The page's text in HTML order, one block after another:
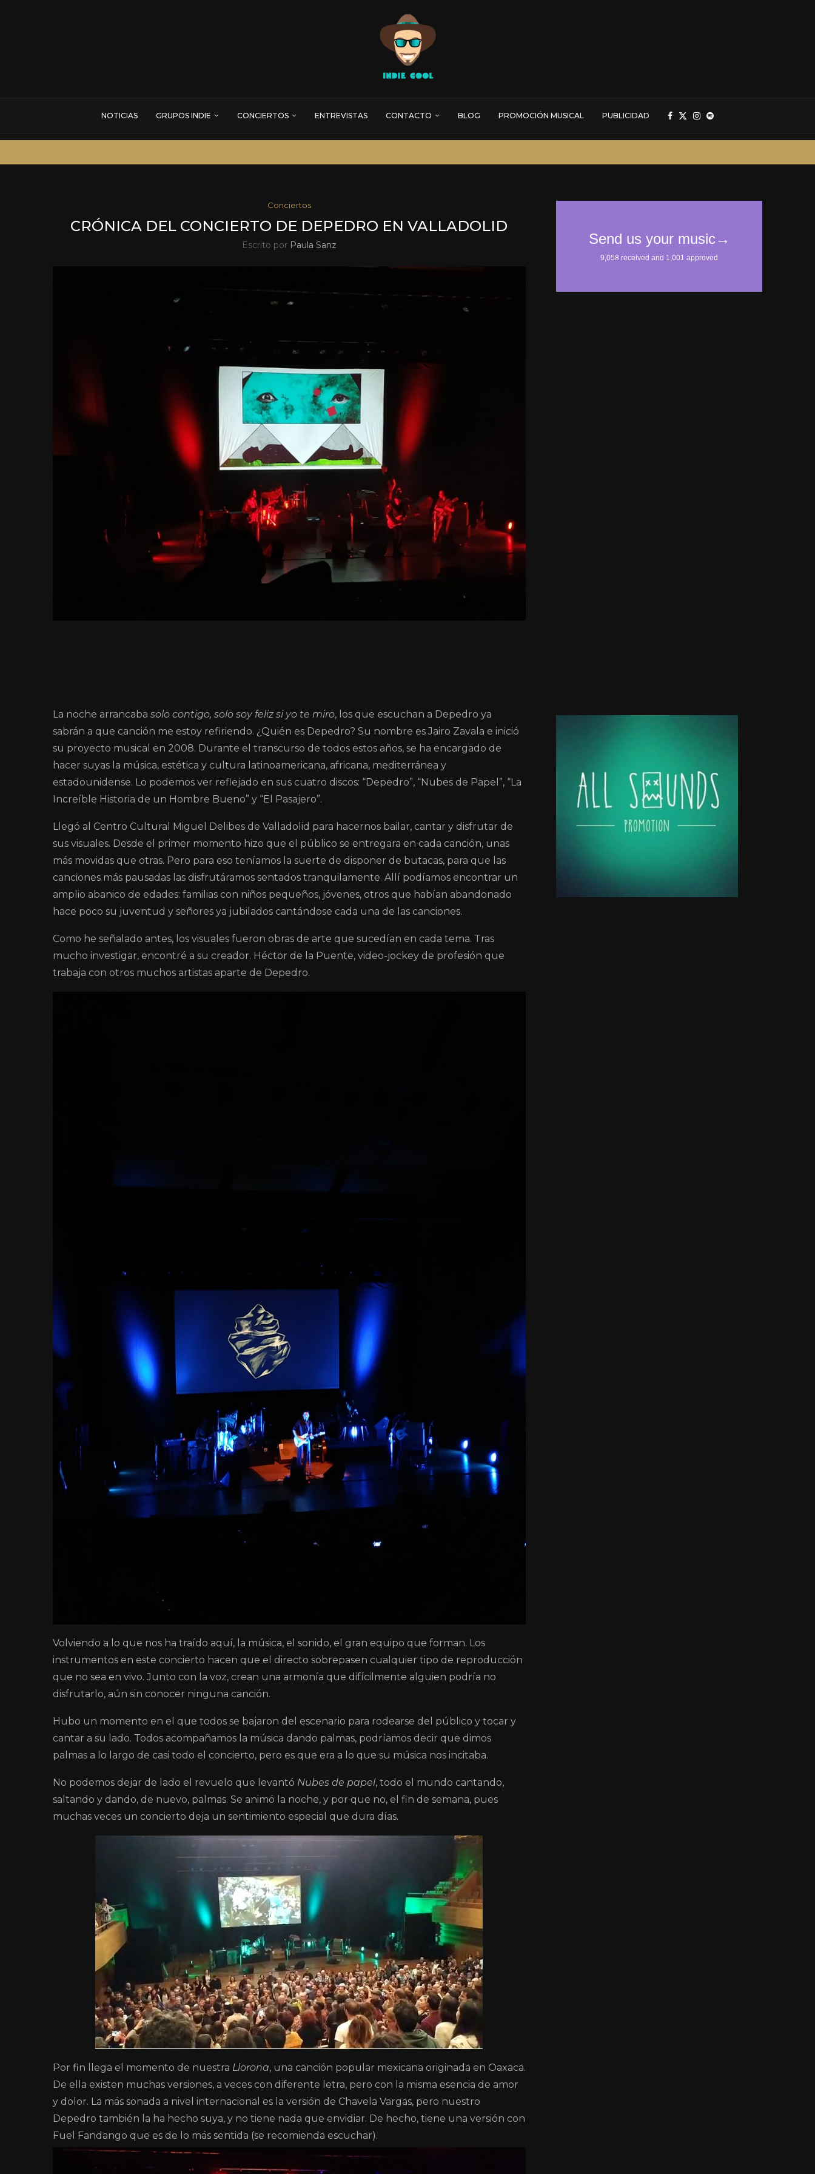
NOTICIAS GRUPOS INDIE CONCIERTOS ENTREVISTAS CONTACTO BLOG PROMOCIÓN MUSICAL PUBLICIDAD
Conciertos
CRÓNICA DEL CONCIERTO DE DEPEDRO EN VALLADOLID
Escrito por Paula Sanz
La noche arrancaba solo contigo, solo soy feliz si yo te miro, los que escuchan a Depedro ya
sabrán a que canción me estoy refiriendo. ¿Quién es Depedro? Su nombre es Jairo Zavala e inició
su proyecto musical en 2008. Durante el transcurso de todos estos años, se ha encargado de
hacer suyas la música, estética y cultura latinoamericana, africana, mediterránea y
estadounidense. Lo podemos ver reflejado en sus cuatro discos: “Depedro”, “Nubes de Papel”, “La
Increíble Historia de un Hombre Bueno” y “El Pasajero”.
Llegó al Centro Cultural Miguel Delibes de Valladolid para hacernos bailar, cantar y disfrutar de
sus visuales. Desde el primer momento hizo que el público se entregara en cada canción, unas
más movidas que otras. Pero para eso teníamos la suerte de disponer de butacas, para que las
canciones más pausadas las disfrutáramos sentados tranquilamente. Allí podíamos encontrar un
amplio abanico de edades: familias con niños pequeños, jóvenes, otros que habían abandonado
hace poco su juventud y señores ya jubilados cantándose cada una de las canciones.
Como he señalado antes, los visuales fueron obras de arte que sucedían en cada tema. Tras
mucho investigar, encontré a su creador. Héctor de la Puente, video-jockey de profesión que
trabaja con otros muchos artistas aparte de Depedro.
Volviendo a lo que nos ha traído aquí, la música, el sonido, el gran equipo que forman. Los
instrumentos en este concierto hacen que el directo sobrepasen cualquier tipo de reproducción
que no sea en vivo. Junto con la voz, crean una armonía que difícilmente alguien podría no
disfrutarlo, aún sin conocer ninguna canción.
Hubo un momento en el que todos se bajaron del escenario para rodearse del público y tocar y
cantar a su lado. Todos acompañamos la música dando palmas, podríamos decir que dimos
palmas a lo largo de casi todo el concierto, pero es que era a lo que su música nos incitaba.
No podemos dejar de lado el revuelo que levantó Nubes de papel, todo el mundo cantando,
saltando y dando, de nuevo, palmas. Se animó la noche, y por que no, el fin de semana, pues
muchas veces un concierto deja un sentimiento especial que dura días.
Por fin llega el momento de nuestra Llorona, una canción popular mexicana originada en Oaxaca.
De ella existen muchas versiones, a veces con diferente letra, pero con la misma esencia de amor
y dolor. La más sonada a nivel internacional es la versión de Chavela Vargas, pero nuestro
Depedro también la ha hecho suya, y no tiene nada que envidiar. De hecho, tiene una versión con
Fuel Fandango que es de lo más sentida (se recomienda escuchar).